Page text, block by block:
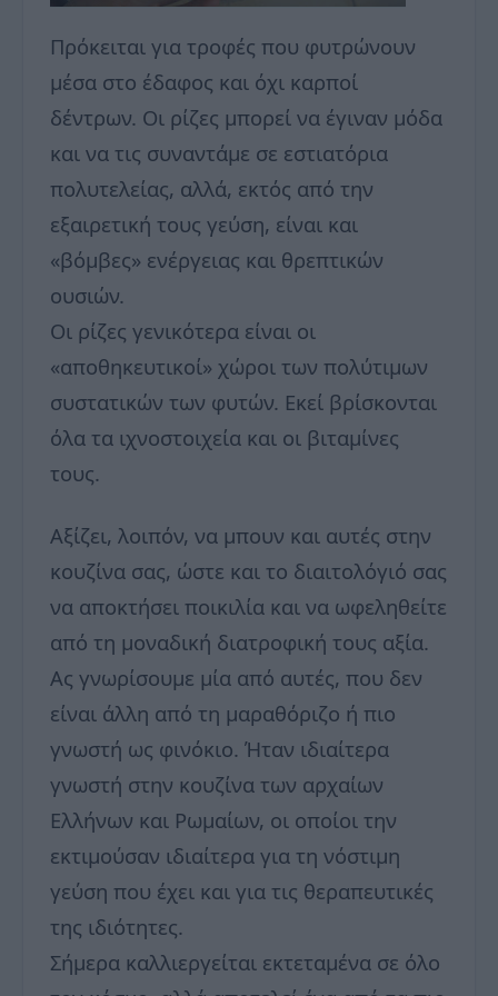
Πρόκειται για τροφές που φυτρώνουν
μέσα στο έδαφος και όχι καρποί
δέντρων. Oι ρίζες μπορεί να έγιναν μόδα
και να τις συναντάμε σε εστιατόρια
πολυτελείας, αλλά, εκτός από την
εξαιρετική τους γεύση, είναι και
«βόμβες» ενέργειας και θρεπτικών
ουσιών.
Oι ρίζες γενικότερα είναι οι
«αποθηκευτικοί» χώροι των πολύτιμων
συστατικών των φυτών. Εκεί βρίσκονται
όλα τα ιχνοστοιχεία και οι βιταμίνες
τους.
Αξίζει, λοιπόν, να μπουν και αυτές στην
κουζίνα σας, ώστε και το διαιτολόγιό σας
να αποκτήσει ποικιλία και να ωφεληθείτε
από τη μοναδική διατροφική τους αξία.
Ας γνωρίσουμε μία από αυτές, που δεν
είναι άλλη από τη μαραθόριζο ή πιο
γνωστή ως φινόκιο. Ήταν ιδιαίτερα
γνωστή στην κουζίνα των αρχαίων
Ελλήνων και Ρωμαίων, οι οποίοι την
εκτιμούσαν ιδιαίτερα για τη νόστιμη
γεύση που έχει και για τις θεραπευτικές
της ιδιότητες.
Σήμερα καλλιεργείται εκτεταμένα σε όλο